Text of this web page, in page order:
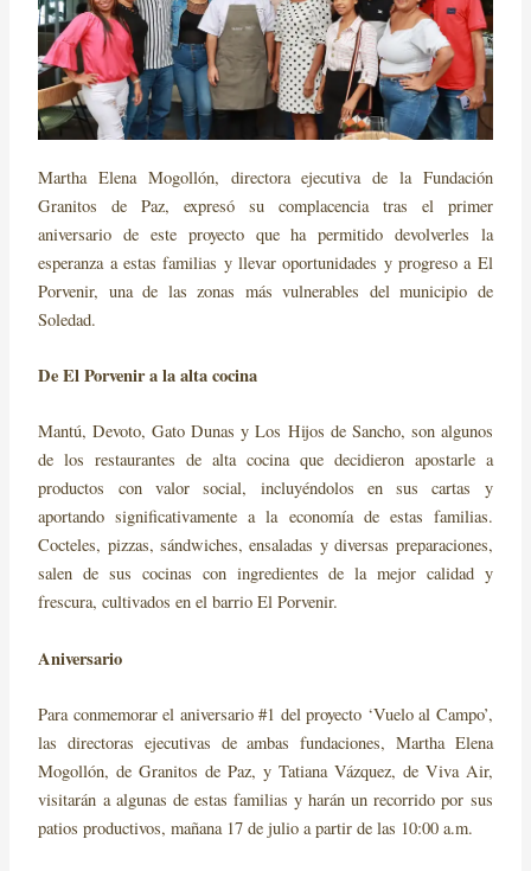
Martha Elena Mogollón, directora ejecutiva de la Fundación
Granitos de Paz, expresó su complacencia tras el primer
aniversario de este proyecto que ha permitido devolverles la
esperanza a estas familias y llevar oportunidades y progreso a El
Porvenir, una de las zonas más vulnerables del municipio de
Soledad.
De El Porvenir a la alta cocina
Mantú, Devoto, Gato Dunas y Los Hijos de Sancho, son algunos
de los restaurantes de alta cocina que decidieron apostarle a
productos con valor social, incluyéndolos en sus cartas y
aportando significativamente a la economía de estas familias.
Cocteles, pizzas, sándwiches, ensaladas y diversas preparaciones,
salen de sus cocinas con ingredientes de la mejor calidad y
frescura, cultivados en el barrio El Porvenir.
Aniversario
Para conmemorar el aniversario #1 del proyecto ‘Vuelo al Campo’,
las directoras ejecutivas de ambas fundaciones, Martha Elena
Mogollón, de Granitos de Paz, y Tatiana Vázquez, de Viva Air,
visitarán a algunas de estas familias y harán un recorrido por sus
patios productivos, mañana 17 de julio a partir de las 10:00 a.m.